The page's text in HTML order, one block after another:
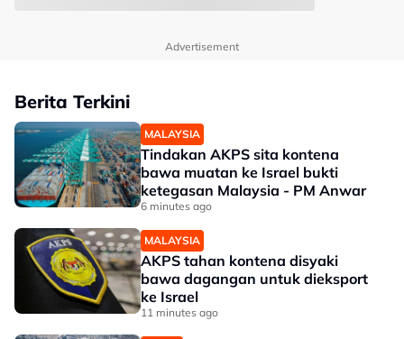
Advertisement
Berita Terkini
MALAYSIA
Tindakan AKPS sita kontena
bawa muatan ke Israel bukti
ketegasan Malaysia - PM Anwar
6 minutes ago
MALAYSIA
AKPS tahan kontena disyaki
bawa dagangan untuk dieksport
ke Israel
11 minutes ago